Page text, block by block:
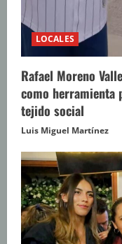
LOCALES
Rafael Moreno
como herramienta
tejido social
Luis Miguel Martínez